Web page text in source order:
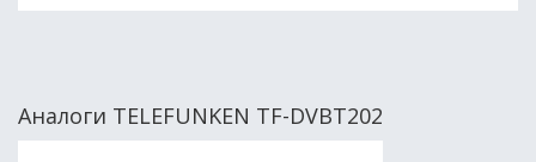
Аналоги TELEFUNKEN TF-DVBT202